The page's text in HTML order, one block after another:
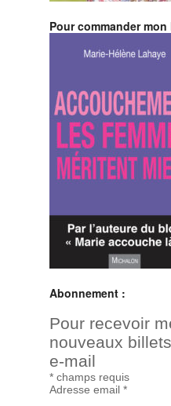
Pour commander mon
Abonnement :
Pour recevoir
nouveaux
e-mail
* champs requis
Adresse email *